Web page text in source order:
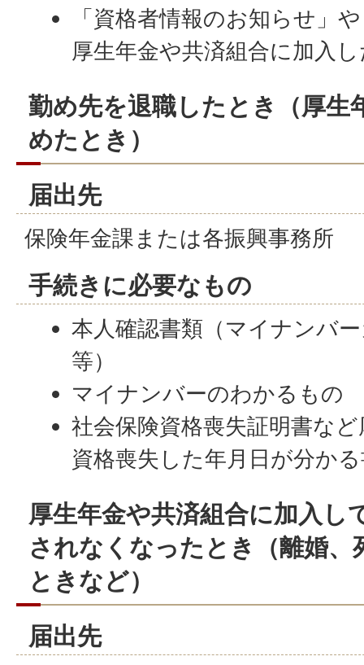
「資格者情報のお知らせ」
厚生年金や共済組合に加入
勤め先を退職したとき（厚生
めたとき）
届出先
保険年金課または各振興事務所
手続きに必要なもの
本人確認書類（マイナンバ
等）
マイナンバーのわかるもの
社会保険資格喪失証明書な
資格喪失した年月日が分か
厚生年金や共済組合に加入し
されなくなったとき（離婚、
ときなど）
届出先